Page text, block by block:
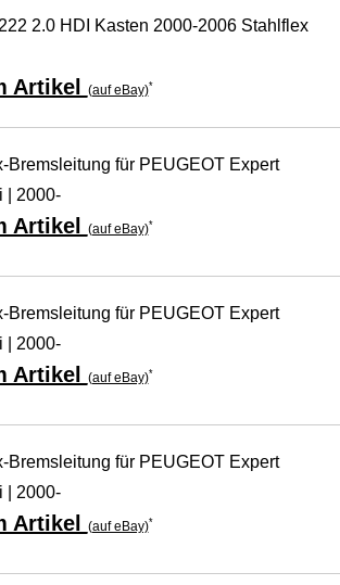
2.0 HDI Kasten 2000-2006 Stahlflex
Artikel (auf eBay)*
Bremsleitung für PEUGEOT Expert
| 2000-
Artikel (auf eBay)*
Bremsleitung für PEUGEOT Expert
| 2000-
Artikel (auf eBay)*
Bremsleitung für PEUGEOT Expert
| 2000-
Artikel (auf eBay)*